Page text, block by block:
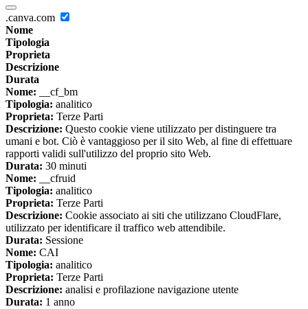
.canva.com
Nome
Tipologia
Proprieta
Descrizione
Durata
Nome: __cf_bm
Tipologia: analitico
Proprieta: Terze Parti
Descrizione: Questo cookie viene utilizzato per distinguere tra
umani e bot. Ciò è vantaggioso per il sito Web, al fine di effettuare
rapporti validi sull'utilizzo del proprio sito Web.
Durata: 30 minuti
Nome: __cfruid
Tipologia: analitico
Proprieta: Terze Parti
Descrizione: Cookie associato ai siti che utilizzano CloudFlare,
utilizzato per identificare il traffico web attendibile.
Durata: Sessione
Nome: CAI
Tipologia: analitico
Proprieta: Terze Parti
Descrizione: analisi e profilazione navigazione utente
Durata: 1 anno